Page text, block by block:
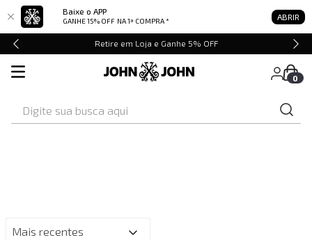
Baixe o APP
GANHE 15% OFF NA 1ª COMPRA * ABRIR
Retire em Loja e Ganhe 5% OFF
0
Mais recentes